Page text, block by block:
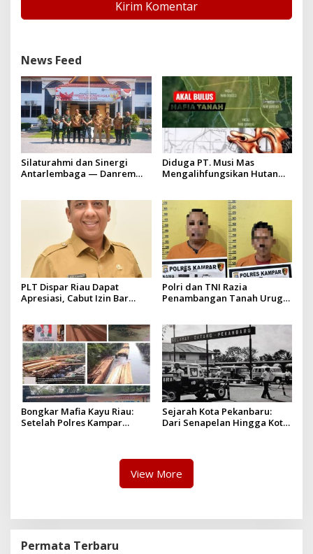
News Feed
Silaturahmi dan Sinergi
Antarlembaga — Danrem
Diduga PT. Musi Mas
Mengalihfungsikan Hutan
yang diizinkan
PLT Dispar Riau Dapat
Apresiasi, Cabut Izin Bar
Polri dan TNI Razia
Penambangan Tanah Urug,
Bongkar Mafia Kayu Riau:
Setelah Polres Kampar
Hapus Berita Kian Menguat
Sejarah Kota Pekanbaru:
Dari Senapelan Hingga Kota
View More
Permata Terbaru